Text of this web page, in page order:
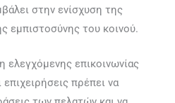
στην ενίσχυση της
εμπιστοσύνης του κοινού.
ελεγχόμενης επικοινωνίας
επιχειρήσεις πρέπει να